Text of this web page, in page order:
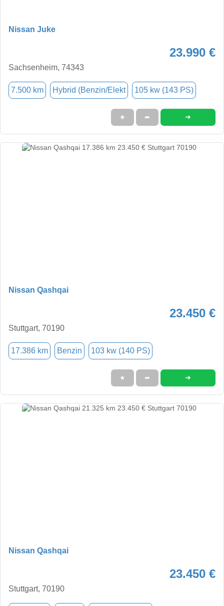
Nissan Juke
23.990 €
Sachsenheim, 74343
7.500 km Hybrid (Benzin/Elekt 105 kw (143 PS)
★ ➦ ➜
Nissan Qashqai
23.450 €
Stuttgart, 70190
17.386 km Benzin 103 kw (140 PS)
★ ➦ ➜
Nissan Qashqai
23.450 €
Stuttgart, 70190